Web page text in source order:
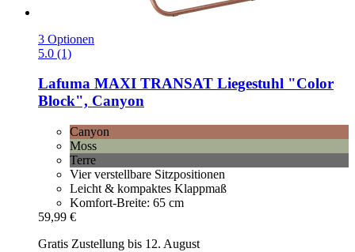
3 Optionen
5.0 (1)
Lafuma MAXI TRANSAT Liegestuhl "Color
Block", Canyon
Canyon
Moss
Terre
Vier verstellbare Sitzpositionen
Leicht & kompaktes Klappmaß
Komfort-Breite: 65 cm
59,99 €
Gratis Zustellung bis 12. August